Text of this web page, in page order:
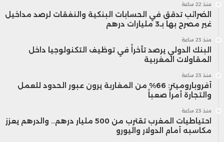
من جهتها، اعتبرت سمر الباجوري، أستاذة
الاقتصاد بجامعة القاهرة، أن استضافة كأس
العالم تمثل فرصة فريدة لتعويض خسائر
قطاع الزراعة وتسريع النمو الاقتصادي،
مشددة على أهمية تعزيز قطاعي الزراعة
والصناعة لتحقيق نمو اقتصادي مستدام على
المدى الطويل. وأوضحت أن التحدي الكبير في
منذ 22 ساعة
الضرائب تدقق في الحسابات البنكية والنفقات لرصد مداخيل
غير مصرح بها بـ3 مليارات درهم
منذ 23 ساعة
البنك الدولي يرصد تأخراً في توظيف التكنولوجيا داخل
المقاولات المغربية
منذ 23 ساعة
أفروباروميتر: 66% من المغاربة يرون عبور الحدود للعمل
والتجارة أمراً صعباً
منذ 23 ساعة
احتياطيات المغرب تقترب من 500 مليار درهم.. والدرهم يعزز
مكاسبه أمام الدولار واليورو